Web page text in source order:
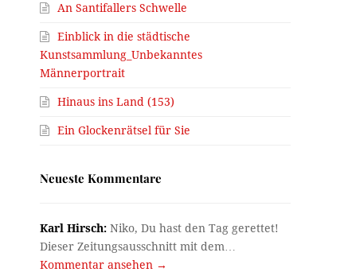
An Santifallers Schwelle
Einblick in die städtische
Kunstsammlung_Unbekanntes
Männerportrait
Hinaus ins Land (153)
Ein Glockenrätsel für Sie
Neueste Kommentare
Karl Hirsch: Niko, Du hast den Tag gerettet!
Dieser Zeitungsausschnitt mit dem…
Kommentar ansehen →